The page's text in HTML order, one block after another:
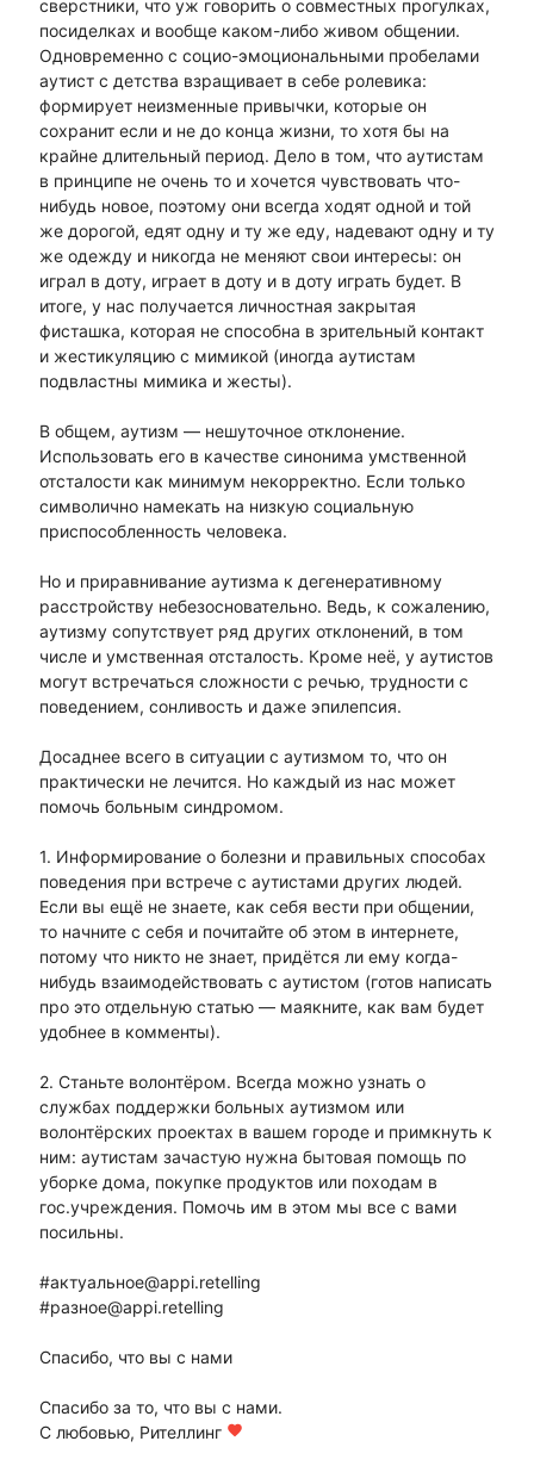
сверстники, что уж говорить о совместных прогулках,
посиделках и вообще каком-либо живом общении.
Одновременно с социо-эмоциональными пробелами
аутист с детства взращивает в себе ролевика:
формирует неизменные привычки, которые он
сохранит если и не до конца жизни, то хотя бы на
крайне длительный период. Дело в том, что аутистам
в принципе не очень то и хочется чувствовать что-
нибудь новое, поэтому они всегда ходят одной и той
же дорогой, едят одну и ту же еду, надевают одну и ту
же одежду и никогда не меняют свои интересы: он
играл в доту, играет в доту и в доту играть будет. В
итоге, у нас получается личностная закрытая
фисташка, которая не способна в зрительный контакт
и жестикуляцию с мимикой (иногда аутистам
подвластны мимика и жесты).
В общем, аутизм — нешуточное отклонение.
Использовать его в качестве синонима умственной
отсталости как минимум некорректно. Если только
символично намекать на низкую социальную
приспособленность человека.
Но и приравнивание аутизма к дегенеративному
расстройству небезосновательно. Ведь, к сожалению,
аутизму сопутствует ряд других отклонений, в том
числе и умственная отсталость. Кроме неё, у аутистов
могут встречаться сложности с речью, трудности с
поведением, сонливость и даже эпилепсия.
Досаднее всего в ситуации с аутизмом то, что он
практически не лечится. Но каждый из нас может
помочь больным синдромом.
1. Информирование о болезни и правильных способах
поведения при встрече с аутистами других людей.
Если вы ещё не знаете, как себя вести при общении,
то начните с себя и почитайте об этом в интернете,
потому что никто не знает, придётся ли ему когда-
нибудь взаимодействовать с аутистом (готов написать
про это отдельную статью — маякните, как вам будет
удобнее в комменты).
2. Станьте волонтёром. Всегда можно узнать о
службах поддержки больных аутизмом или
волонтёрских проектах в вашем городе и примкнуть к
ним: аутистам зачастую нужна бытовая помощь по
уборке дома, покупке продуктов или походам в
гос.учреждения. Помочь им в этом мы все с вами
посильны.
#актуальное@appi.retelling
#разное@appi.retelling
Спасибо, что вы с нами
Спасибо за то, что вы с нами.
С любовью, Рителлинг favorite